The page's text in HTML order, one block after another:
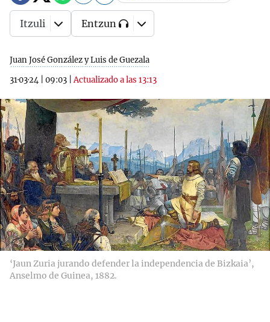
Juan José González y Luis de Guezala
31·03·24
09:03 |Actualizado a las 13:13
Itzuli Entzun
‘Jaun Zuria jurando defender la independencia de Bizkaia’,
Anselmo de Guinea, 1882.